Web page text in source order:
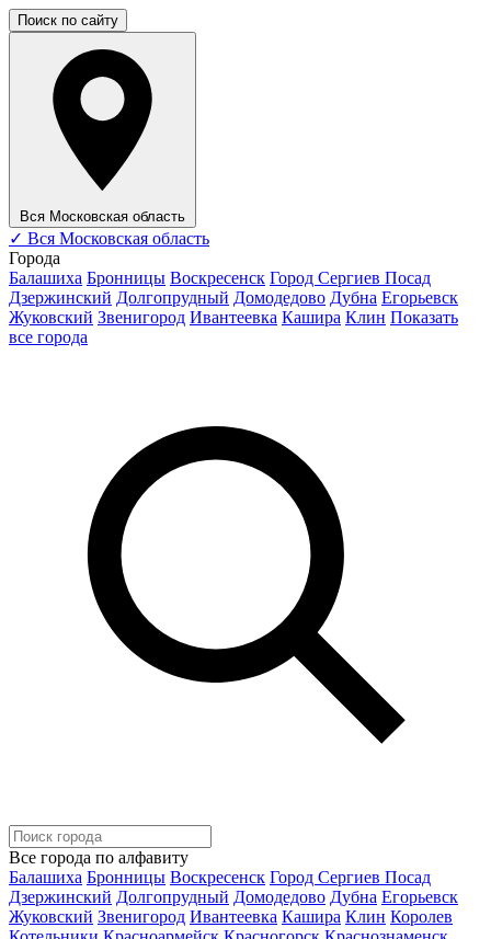
Поиск по сайту
Вся Московская область
✓ Вся Московская область
Города
Балашиха Бронницы Воскресенск Город Сергиев Посад
Дзержинский Долгопрудный Домодедово Дубна Егорьевск
Жуковский Звенигород Ивантеевка Кашира Клин Показать
все города
Все города по алфавиту
Балашиха Бронницы Воскресенск Город Сергиев Посад
Дзержинский Долгопрудный Домодедово Дубна Егорьевск
Жуковский Звенигород Ивантеевка Кашира Клин Королев